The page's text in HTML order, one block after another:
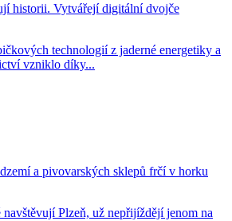
historii. Vytvářejí digitální dvojče
technologií z jaderné energetiky a
vzniklo díky...
a pivovarských sklepů frčí v horku
Plzeň, už nepřijíždějí jenom na